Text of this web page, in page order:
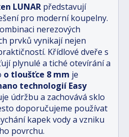
LUNAR představují
pro moderní koupelny.
nerezových
prvků vynikají nejen
Křídlové dveře s
plynulé a tiché otevírání a
o tloušťce 8 mm je
technologií Easy
údržbu a zachovává sklo
doporučujeme používat
kapek vody a vzniku
povrchu.